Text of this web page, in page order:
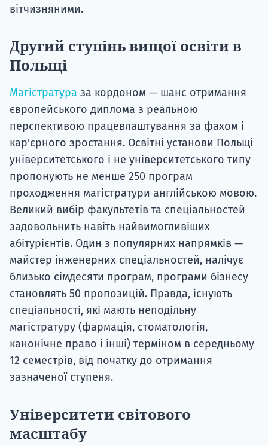
вітчизняними.
Другий ступінь вищої освіти в
Польщі
Магістратура за кордоном — шанс отримання
європейського диплома з реальною
перспективою працевлаштування за фахом і
кар'єрного зростання. Освітні установи Польщі
університетського і не університетського типу
пропонують не менше 250 програм
проходження магістратури англійською мовою.
Великий вибір факультетів та спеціальностей
задовольнить навіть найвимогливіших
абітурієнтів. Один з популярних напрямків —
майстер інженерних спеціальностей, налічує
близько сімдесяти програм, програми бізнесу
становлять 50 пропозицій. Правда, існують
спеціальності, які мають неподільну
магістратуру (фармація, стоматологія,
канонічне право і інші) терміном в середньому
12 семестрів, від початку до отримання
зазначеної ступеня.
Університети світового
масштабу